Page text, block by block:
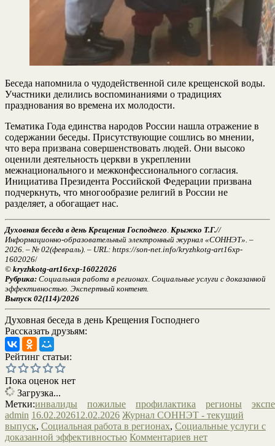
Беседа напомнила о чудодейственной силе крещенской воды.
Участники делились воспоминаниями о традициях
празднования во времена их молодости.
Тематика Года единства народов России нашла отражение в
содержании беседы. Присутствующие сошлись во мнении,
что вера призвана совершенствовать людей. Они высоко
оценили деятельность церкви в укреплении
межнационального и межконфессионального согласия.
Инициатива Президента Российской Федерации призвана
подчеркнуть, что многообразие религий в России не
разделяет, а обогащает нас.
Духовная беседа в день Крещения Господнего Крыжко Т.Г.//
Информационно-образовательный электронный журнал «СОННЭТ». –
2026. – № 02(февраль). – URL: https://son-net.info/kryzhkotg-art16xp-
1602026/
© kryzhkotg-art16exp-16022026
Рубрика: Социальная работа в регионах Социальные услуги с доказанной
эффективностью. Экспертный контент.
Выпуск 02(114)/2026
Духовная беседа в день Крещения Господнего
Рассказать друзьям:
Рейтинг статьи:
Пока оценок нет
Загрузка...
Метки:инвалиды пожилые профилактика регионы
admin 16.02.202612.02.2026 Журнал СОННЭТ - текущий
выпуск, Социальная работа в регионах, Социальные услуги с
доказанной эффективностью Комментариев нет